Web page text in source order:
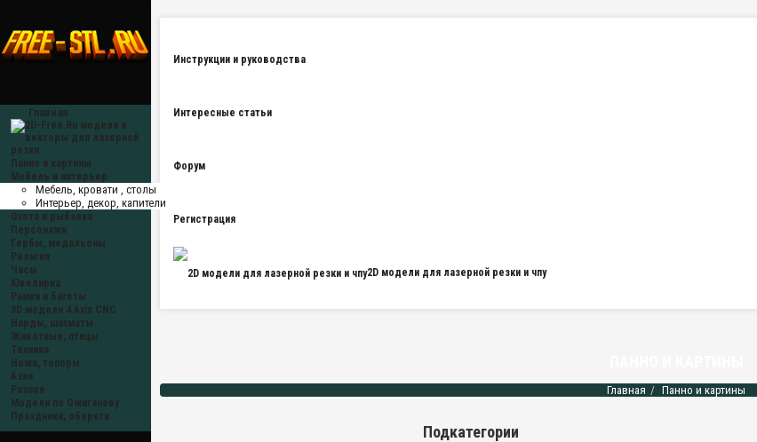
Главная
Панно и картины
Мебель и интерьер
Мебель, кровати , столы
Интерьер, декор, капители
Охота и рыбалка
Персонажи
Гербы, медальоны
Религия
Часы
Ювелирка
Рамки и багеты
3D модели 4 Axis CNC
Нарды, шахматы
Животные, птицы
Техника
Ножи, топоры
Азия
Разное
Модели по Ожиганову
Праздники, обереги
Инструкции и руководства
Интересные статьи
Форум
Регистрация
2D модели для лазерной резки и чпу
Главная Панно и картины
Подкатегории